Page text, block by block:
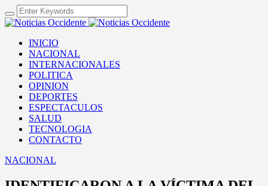
INICIO
NACIONAL
INTERNACIONALES
POLITICA
OPINION
DEPORTES
ESPECTACULOS
SALUD
TECNOLOGIA
CONTACTO
NACIONAL